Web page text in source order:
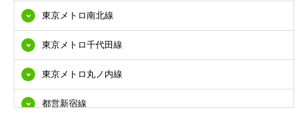
品川区
目黒区
大田区
世田谷区
東京メトロ南北線
東京メトロ千代田線
東京メトロ丸ノ内線
都営新宿線